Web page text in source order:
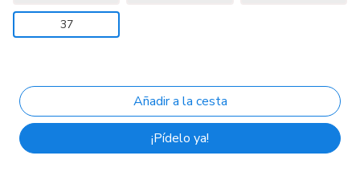
37
¡Pídelo ya!